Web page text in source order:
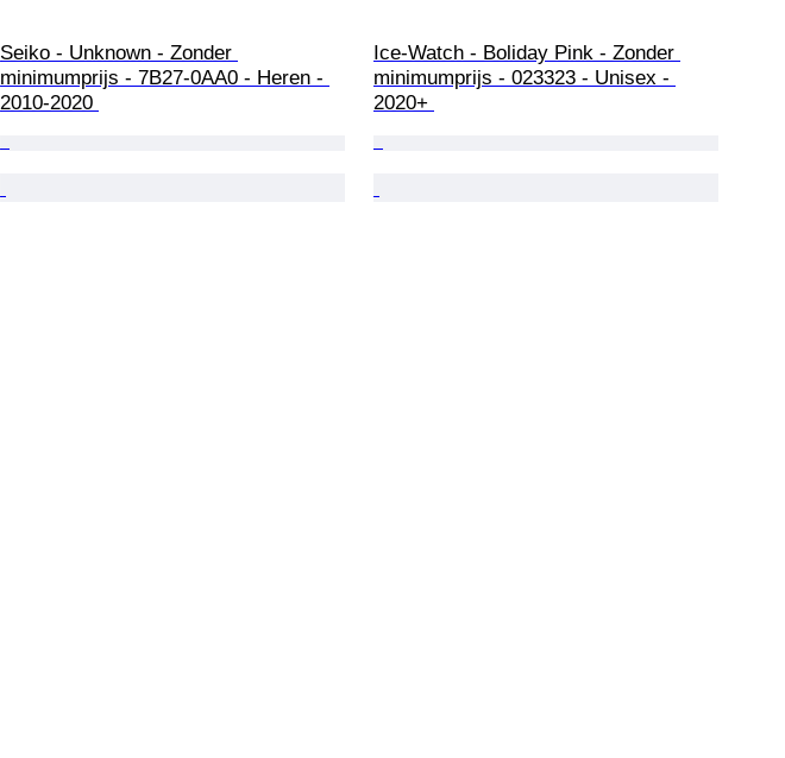
Seiko - Unknown - Zonder
minimumprijs - 7B27-0AA0 - Heren -
2010-2020
Ice-Watch - Boliday Pink - Zonder
minimumprijs - 023323 - Unisex -
2020+